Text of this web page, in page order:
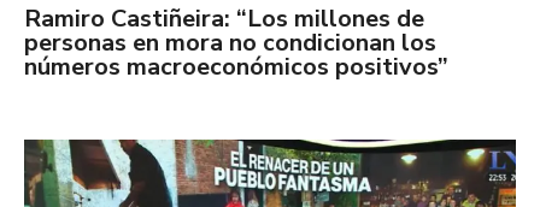
Ramiro Castiñeira: “Los millones de
personas en mora no condicionan los
números macroeconómicos positivos”